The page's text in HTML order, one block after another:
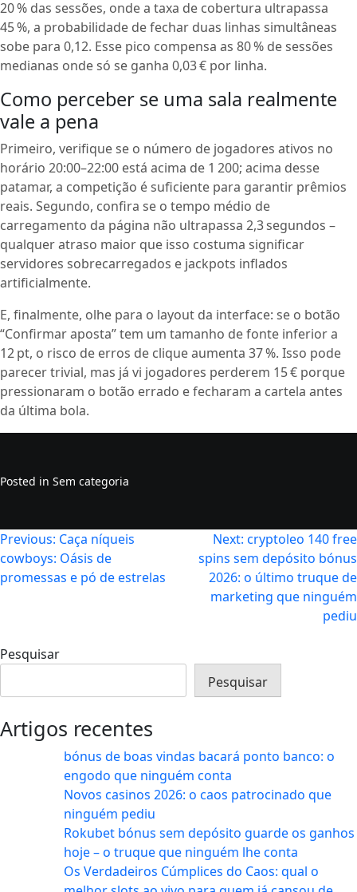
20 % das sessões, onde a taxa de cobertura ultrapassa
45 %, a probabilidade de fechar duas linhas simultâneas
sobe para 0,12. Esse pico compensa as 80 % de sessões
medianas onde só se ganha 0,03 € por linha.
Como perceber se uma sala realmente
vale a pena
Primeiro, verifique se o número de jogadores ativos no
horário 20:00–22:00 está acima de 1 200; acima desse
patamar, a competição é suficiente para garantir prêmios
reais. Segundo, confira se o tempo médio de
carregamento da página não ultrapassa 2,3 segundos –
qualquer atraso maior que isso costuma significar
servidores sobrecarregados e jackpots inflados
artificialmente.
E, finalmente, olhe para o layout da interface: se o botão
“Confirmar aposta” tem um tamanho de fonte inferior a
12 pt, o risco de erros de clique aumenta 37 %. Isso pode
parecer trivial, mas já vi jogadores perderem 15 € porque
pressionaram o botão errado e fecharam a cartela antes
da última bola.
Posted in Sem categoria
Navegação
de
artigos
Previous: Caça níqueis
cowboys: Oásis de
promessas e pó de estrelas
Next: cryptoleo 140 free
spins sem depósito bónus
2026: o último truque de
marketing que ninguém
pediu
Pesquisar
Pesquisar
Artigos recentes
bónus de boas vindas bacará ponto banco: o
engodo que ninguém conta
Novos casinos 2026: o caos patrocinado que
ninguém pediu
Rokubet bónus sem depósito guarde os ganhos
hoje – o truque que ninguém lhe conta
Os Verdadeiros Cúmplices do Caos: qual o